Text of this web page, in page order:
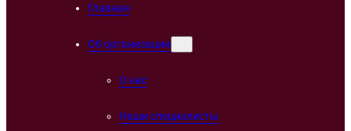
Главная
Об организации
О нас
Наши специалисты